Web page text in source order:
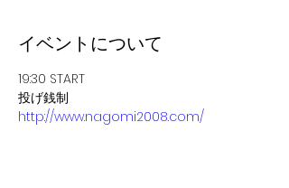
イベントについて
19:30 START
投げ銭制
http://www.nagomi2008.com/